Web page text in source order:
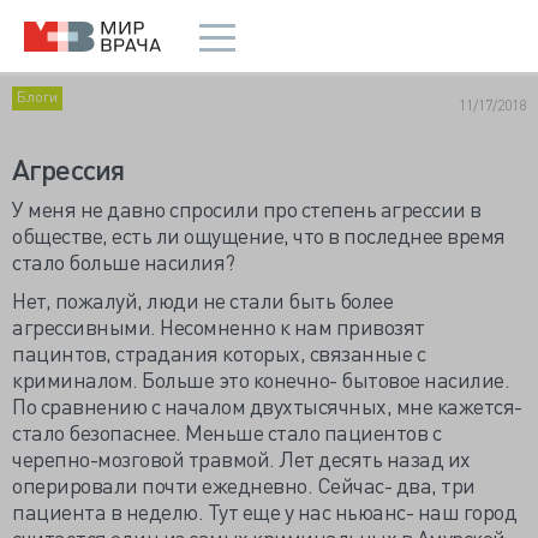
Блоги 11/17/2018
Агрессия
У меня не давно спросили про степень агрессии в
обществе, есть ли ощущение, что в последнее время
стало больше насилия?
Нет, пожалуй, люди не стали быть более
агрессивными. Несомненно к нам привозят
пацинтов, страдания которых, связанные с
криминалом. Больше это конечно- бытовое насилие.
По сравнению с началом двухтысячных, мне кажется-
стало безопаснее. Меньше стало пациентов с
черепно-мозговой травмой. Лет десять назад их
оперировали почти ежедневно. Сейчас- два, три
пациента в неделю. Тут еще у нас ньюанс- наш город